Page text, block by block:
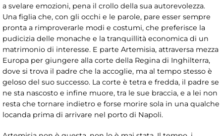
a svelare emozioni, pena il crollo della sua autorevolezza.
Una figlia che, con gli occhi e le parole, pare esser sempre
pronta a rimproverarle modi e costumi, che preferisce la
pudicizia delle monache e la tranquillità economica di un
matrimonio di interesse. E parte Artemisia, attraversa mezza
Europa per giungere alla corte della Regina di Inghilterra,
dove si trova il padre che la accoglie, ma al tempo stesso è
geloso del suo successo. La corte è tetra e fredda, il padre se
ne sta nascosto e infine muore, tra le sue braccia, e a lei non
resta che tornare indietro e forse morire sola in una qualche
locanda prima di arrivare nel porto di Napoli.